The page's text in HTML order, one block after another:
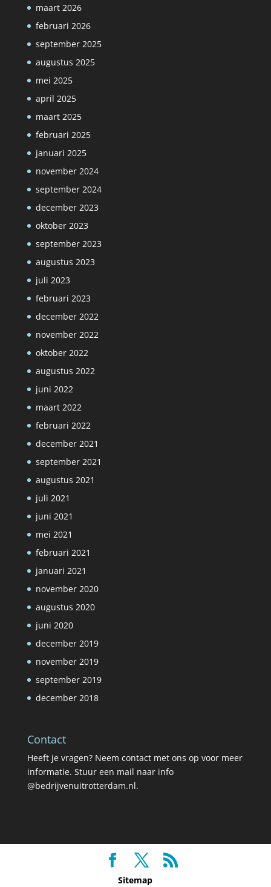
maart 2026
februari 2026
september 2025
augustus 2025
mei 2025
april 2025
maart 2025
februari 2025
januari 2025
november 2024
september 2024
december 2023
oktober 2023
september 2023
augustus 2023
juli 2023
februari 2023
december 2022
november 2022
oktober 2022
augustus 2022
juni 2022
maart 2022
februari 2022
december 2021
september 2021
augustus 2021
juli 2021
juni 2021
mei 2021
februari 2021
januari 2021
november 2020
augustus 2020
juni 2020
december 2019
november 2019
september 2019
december 2018
Contact
Heeft je vragen? Neem contact met ons op voor meer
informatie. Stuur een mail naar info
@bedrijvenuitrotterdam.nl.
Sitemap